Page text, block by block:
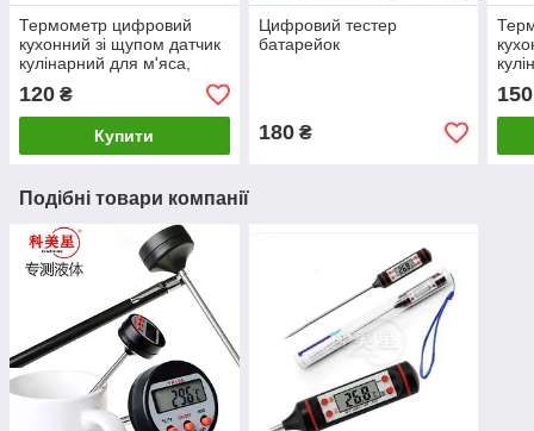
Термометр цифровий
кухонний зі щупом датчик
кулінарний для м'яса,
кухні, шашлику
120 ₴
Купити
Цифровий тестер
батарейок
180₴
150
Подібні товари компанії